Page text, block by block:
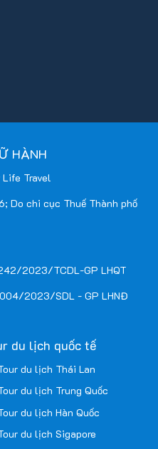
HÀNH
Life Travel
Do chi cục Thuế Thành phố
2023/TCDL-GP LHQT
2023/SDL - GP LHNĐ
du lịch quốc tế
du lịch Thái Lan
du lịch Trung Quốc
du lịch Hàn Quốc
du lịch Sigapore